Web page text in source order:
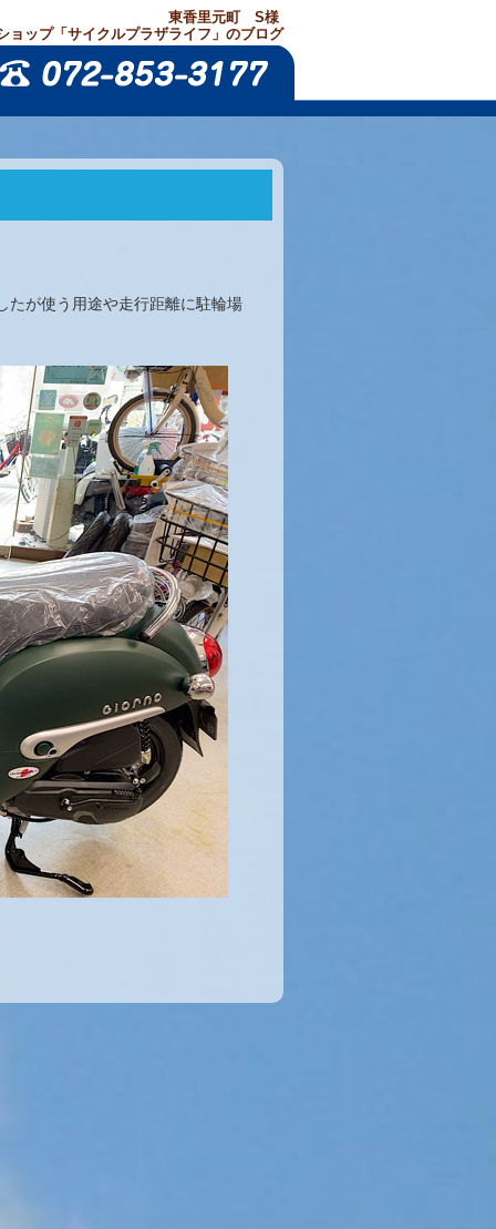
東香里元町 S様
ョップ「サイクルプラザライフ」のブログ
たが使う用途や走行距離に駐輪場